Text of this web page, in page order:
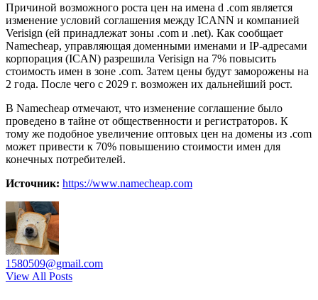
Причиной возможного роста цен на имена d .com является
изменение условий соглашения между ICANN и компанией
Verisign (ей принадлежат зоны .com и .net). Как сообщает
Namecheap, управляющая доменными именами и IP-адресами
корпорация (ICAN) разрешила Verisign на 7% повысить
стоимость имен в зоне .com. Затем цены будут заморожены на
2 года. После чего с 2029 г. возможен их дальнейший рост.
В Namecheap отмечают, что изменение соглашение было
проведено в тайне от общественности и регистраторов. К
тому же подобное увеличение оптовых цен на домены из .com
может привести к 70% повышению стоимости имен для
конечных потребителей.
Источник: https://www.namecheap.com
1580509@gmail.com
View All Posts